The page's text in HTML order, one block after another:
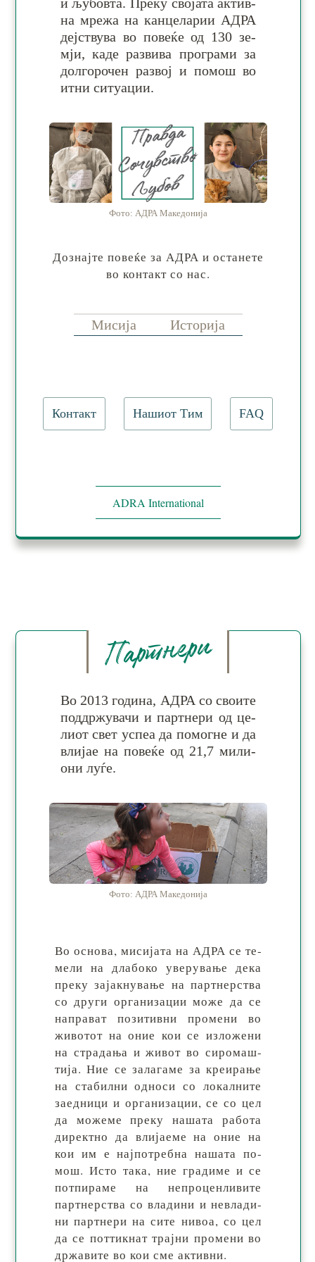
на мре­жа на кан­це­ла­рии АДРА
деј­ству­ва во по­ве­ќе од 130 зе­
мји, ка­де раз­ви­ва про­гра­ми за
дол­го­ро­чен ра­звој и по­мош во
итни си­ту­ации.
Фото: АДРА Македонија
Дознајте повеќе за АДРА и останете
во контакт со нас.
Мисија Историја
Контакт Нашиот Тим FAQ
ADRA International
Партнери
Во 2013 година, АДРА со сво­ите
под­држу­ва­чи и парт­не­ри од це­
ли­от свет ус­пеа да по­мог­не и да
вли­јае на по­ве­ќе од 21,7 ми­ли­
они луѓе.
Фото: АДРА Македонија
Во основа, мисијата на АДРА се те­
ме­ли на дла­бо­ко уве­рy­ва­ње де­ка
пре­ку за­јак­ну­ва­ње на парт­нер­ства
со дру­ги ор­га­ни­за­ции мо­же да се
на­пра­ват по­зи­тив­ни про­ме­ни во
жи­во­тот на оние кои се из­ло­же­ни
на стра­да­ња и жи­вот во си­ро­маш­
тија. Ние се за­ла­га­ме за кре­ира­ње
на ста­бил­ни од­но­си со ло­кал­ни­те
за­ед­ни­ци и ор­га­ни­за­ции, се со цел
да мо­же­ме пре­ку на­ша­та ра­бо­та
ди­рек­тно да вли­ја­еме на оние на
кои им е нај­по­треб­на на­ша­та по­
мош. Ис­то та­ка, ние гра­ди­ме и се
пот­пи­ра­ме на не­про­цен­ли­ви­те
парт­нер­ства со вла­ди­ни и не­вла­ди­
ни парт­нери на си­те ни­воа, со цел
да се пот­тик­нат трај­ни про­ме­ни во
др­жа­ви­те во кои сме активни.